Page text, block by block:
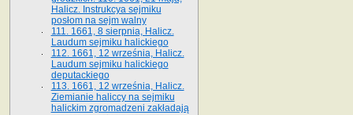
Halicz. Instrukcya sejmiku
posłom na sejm walny
111. 1661, 8 sierpnia, Halicz.
Laudum sejmiku halickiego
112. 1661, 12 września, Halicz.
Laudum sejmiku halickiego
deputackiego
113. 1661, 12 września, Halicz.
Ziemianie haliccy na sejmiku
halickim zgromadzeni zakładają